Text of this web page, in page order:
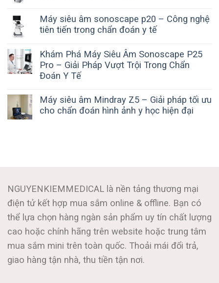
Máy siêu âm sonoscape p20 – Công nghệ
tiên tiến trong chẩn đoán y tế
Khám Phá Máy Siêu Âm Sonoscape P25
Pro – Giải Pháp Vượt Trội Trong Chẩn
Đoán Y Tế
Máy siêu âm Mindray Z5 – Giải pháp tối ưu
cho chẩn đoán hình ảnh y học hiện đại
NGUYENKIEMMEDICAL là nền tảng thương mại
điện tử kết hợp mua sắm online & offline. Bạn có
thể lựa chọn hàng ngàn sản phẩm uy tín chất lượng
cao hoặc chính hãng trên website hoặc trung tâm
mua sắm mini trên toàn quốc. Thoải mái đổi trả,
giao hàng tận nhà, thu tiền tận nơi.